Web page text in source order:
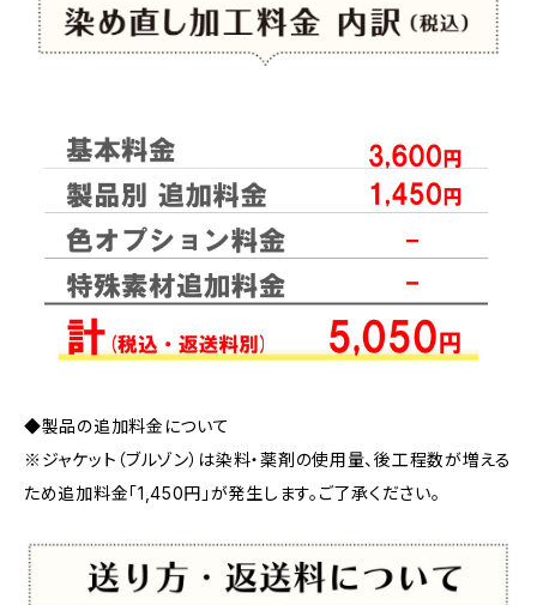
◆製品の追加料金について
※ジャケット（ブルゾン）は染料・薬剤の使用量、後工程数が増える
ため追加料金「1,450円」が発生します。ご了承ください。